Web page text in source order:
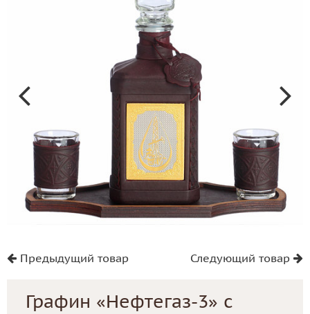
Предыдущий товар Следующий товар
Графин «Нефтегаз-3» с